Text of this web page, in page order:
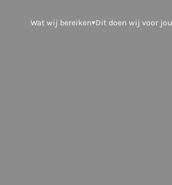
Wat wij bereiken▾Dit doen wij voor jou